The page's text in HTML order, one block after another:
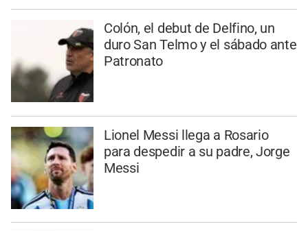
Colón, el debut de Delfino, un
duro San Telmo y el sábado ante
Patronato
Lionel Messi llega a Rosario
para despedir a su padre, Jorge
Messi